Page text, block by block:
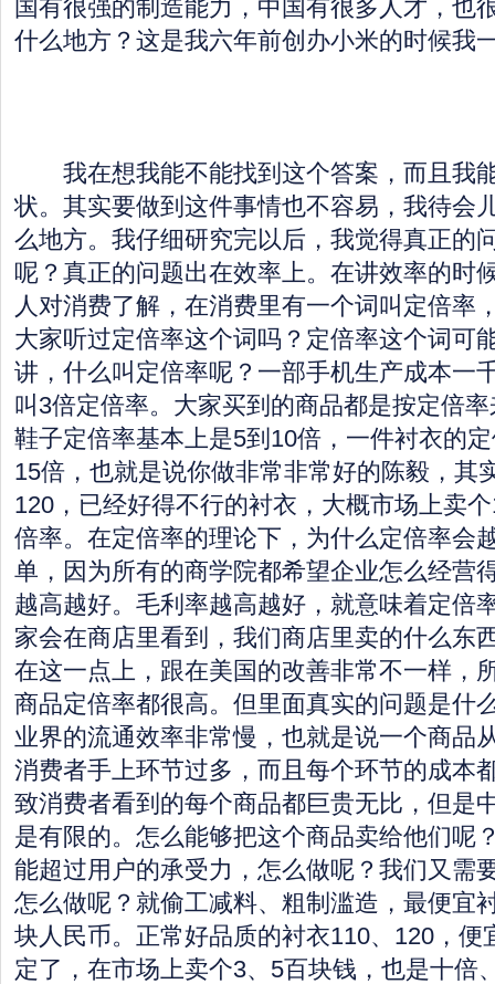
国有很强的制造能力，中国有很多人才，也
什么地方？这是我六年前创办小米的时候我
我在想我能不能找到这个答案，而且我
状。其实要做到这件事情也不容易，我待会
么地方。我仔细研究完以后，我觉得真正的
呢？真正的问题出在效率上。在讲效率的时
人对消费了解，在消费里有一个词叫定倍率
大家听过定倍率这个词吗？定倍率这个词可
讲，什么叫定倍率呢？一部手机生产成本一
叫3倍定倍率。大家买到的商品都是按定倍
鞋子定倍率基本上是5到10倍，一件衬衣的
15倍，也就是说你做非常非常好的陈毅，其
120，已经好得不行的衬衣，大概市场上卖
倍率。在定倍率的理论下，为什么定倍率会
单，因为所有的商学院都希望企业怎么经营
越高越好。毛利率越高越好，就意味着定倍
家会在商店里看到，我们商店里卖的什么东
在这一点上，跟在美国的改善非常不一样，
商品定倍率都很高。但里面真实的问题是什
业界的流通效率非常慢，也就是说一个商品
消费者手上环节过多，而且每个环节的成本
致消费者看到的每个商品都巨贵无比，但是
是有限的。怎么能够把这个商品卖给他们呢
能超过用户的承受力，怎么做呢？我们又需
怎么做呢？就偷工减料、粗制滥造，最便宜
块人民币。正常好品质的衬衣110、120，便
定了，在市场上卖个3、5百块钱，也是十倍